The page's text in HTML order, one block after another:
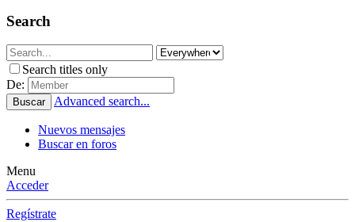
Search
Search titles only
De:
Buscar Advanced search...
Nuevos mensajes
Buscar en foros
Menu
Acceder
Regístrate